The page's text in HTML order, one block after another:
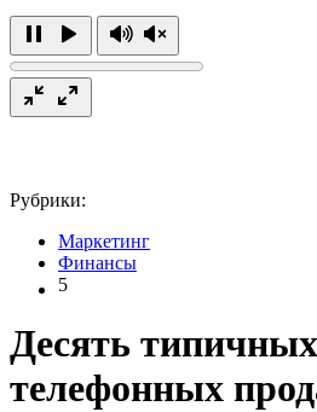
Рубрики:
Маркетинг
Финансы
5
Десять
телефонных